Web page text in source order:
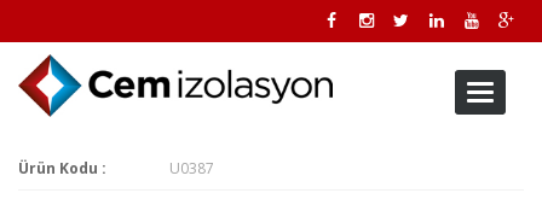
Toggle
Ürün Kodu : U0387